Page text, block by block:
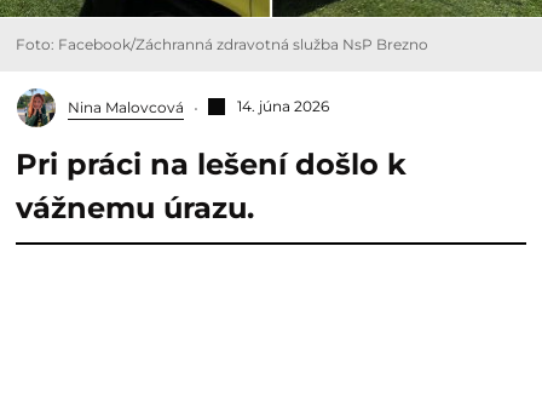
Foto: Facebook/Záchranná zdravotná služba NsP Brezno
Nina Malovcová 14. júna 2026
Pri práci na lešení došlo k
vážnemu úrazu.